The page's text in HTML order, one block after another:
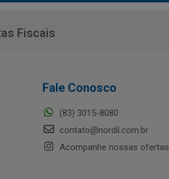
Fiscais
Fale Conosco
(83) 3015-8080
contato@nordil.com.br
Acompanhe nossas ofertas